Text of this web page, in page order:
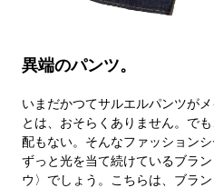
異端のパンツ。
いまだかつてサルエルパンツが
とは、おそらくありません。で
配もない。そんなファッション
ずっと光を当て続けているブラ
ウ〉でしょう。こちらは、ブラ